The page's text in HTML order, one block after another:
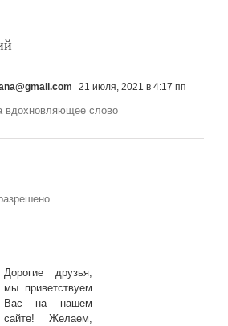
превозносится»
21 июля, 2021 в 4:17 пп
вдохновляющее слово
Дорогие друзья,
мы приветствуем
Вас на нашем
сайте! Желаем,